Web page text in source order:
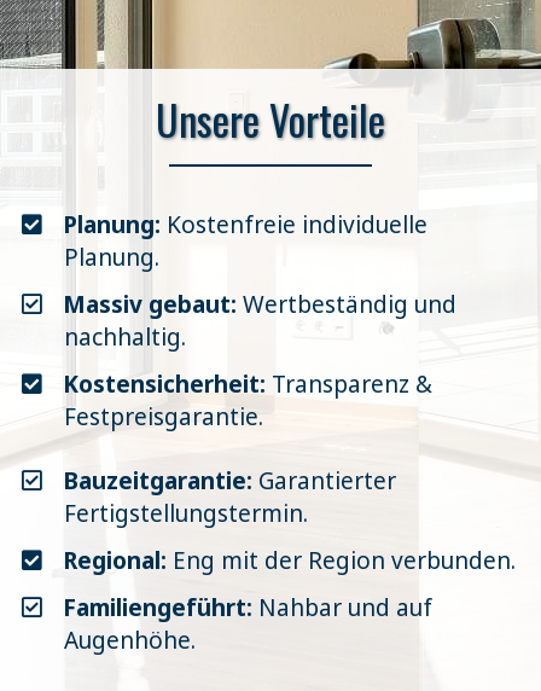
Unsere Vorteile
Planung: Kostenfreie individuelle
Planung.
Massiv gebaut:Wertbeständig und
nachhaltig.
Kostensicherheit: Transparenz &
Festpreisgarantie.
Bauzeitgarantie: Garantierter
Fertigstellungstermin.
Regional: Eng mit der Region verbunden.
Familiengeführt: Nahbar und auf
Augenhöhe.